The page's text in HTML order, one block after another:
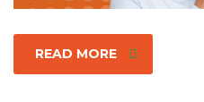
READ MORE